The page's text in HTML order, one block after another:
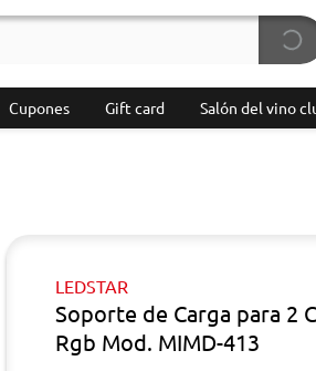
Cupones Gift card Salón del vino
LEDSTAR
Soporte de Carga para 2
Rgb Mod. MIMD-413